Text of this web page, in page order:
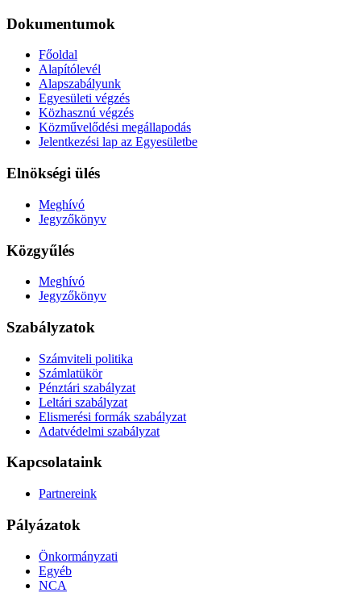
Dokumentumok
Főoldal
Alapítólevél
Alapszabályunk
Egyesületi végzés
Közhasznú végzés
Közművelődési megállapodás
Jelentkezési lap az Egyesületbe
Elnökségi ülés
Meghívó
Jegyzőkönyv
Közgyűlés
Meghívó
Jegyzőkönyv
Szabályzatok
Számviteli politika
Számlatükör
Pénztári szabályzat
Leltári szabályzat
Elismerési formák szabályzat
Adatvédelmi szabályzat
Kapcsolataink
Partnereink
Pályázatok
Önkormányzati
Egyéb
NCA